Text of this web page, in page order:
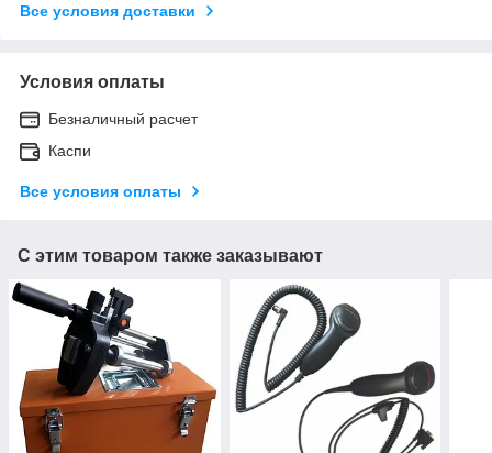
Все условия доставки
Условия оплаты
Безналичный расчет
Каспи
Все условия оплаты
С этим товаром также заказывают